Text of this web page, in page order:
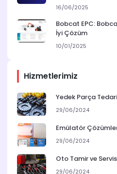
16/06/2025
Bobcat EPC:
İyi Çözüm
10/01/2025
Hizmetlerimiz
Yedek Parça
29/06/2024
Emülatör
29/06/2024
Oto Tamir ve
29/06/2024